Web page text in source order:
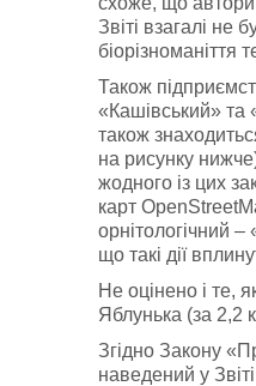
Звіті взагалі не
біорізноманіття
Також
«Кашівський» та
також
на рисунку
жодного із цих
карт
орнітологічний
що такі дії
Не оцінено і те,
Яблунька (за 2,2
Згідно Закону
наведений у